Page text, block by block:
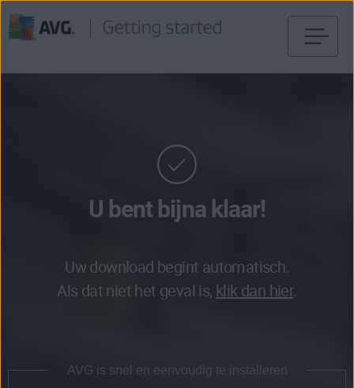
U bent bijna klaar!
Uw download begint automatisch.
Als dat niet het geval is, klik dan hier.
AVG is snel en eenvoudig te installeren